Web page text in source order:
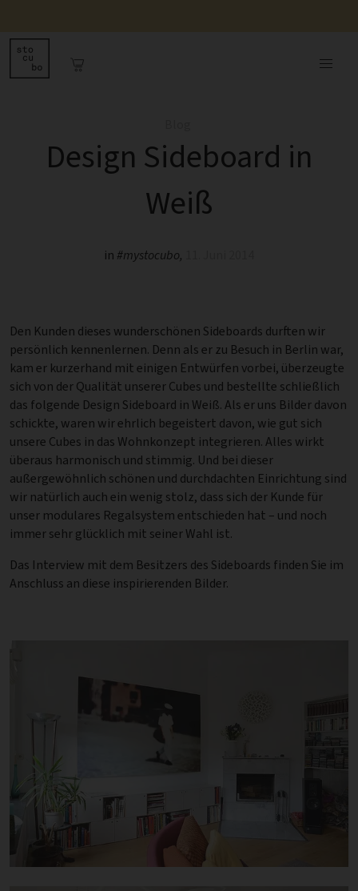
Design Sideboard in
Weiß
in #mystocubo,
Den Kunden dieses wunderschönen Sideboards durften wir
persönlich kennenlernen. Denn als er zu Besuch in Berlin war,
kam er kurzerhand mit einigen Entwürfen vorbei, überzeugte
sich von der Qualität unserer Cubes und bestellte schließlich
das folgende Design Sideboard in Weiß. Als er uns Bilder davon
schickte, waren wir ehrlich begeistert davon, wie gut sich
unsere Cubes in das Wohnkonzept integrieren. Alles wirkt
überaus harmonisch und stimmig. Und bei dieser
außergewöhnlich schönen und durchdachten Einrichtung sind
wir natürlich auch ein wenig stolz, dass sich der Kunde für
unser modulares Regalsystem entschieden hat – und noch
immer sehr glücklich mit seiner Wahl ist.
Das Interview mit dem Besitzers des Sideboards finden Sie im
Anschluss an diese inspirierenden Bilder.